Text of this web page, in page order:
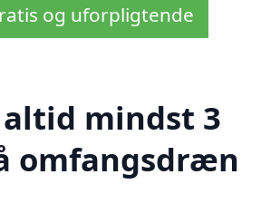
og uforpligtende
mindst 3
omfangsdræn